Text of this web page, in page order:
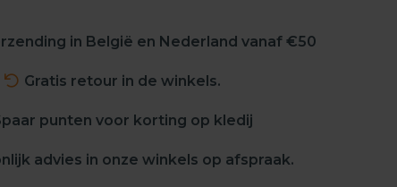
in België en Nederland vanaf €50
Gratis retour in de winkels.
punten voor korting op kledij
advies in onze winkels op afspraak.